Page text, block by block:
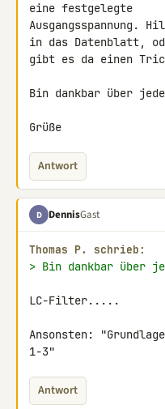
eine festgelegte
Ausgangsspannung.
in das Datenblatt,
gibt es da einen
Bin dankbar über
Grüße
Antwort
D DennisGast
Thomas P. schrieb:
> Bin dankbar über
LC-Filter.....
Ansonsten:
1-3"
Antwort